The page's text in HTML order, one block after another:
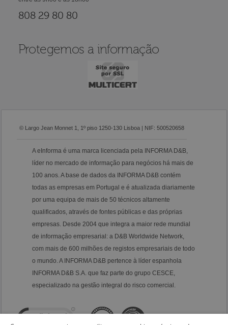
808 29 80 80
Protegemos a informação
© Largo Jean Monnet 1, 1º piso 1250-130 Lisboa | NIF: 500520658
A eInforma é uma marca licenciada pela INFORMA D&B,
líder no mercado de informação para negócios há mais de
100 anos. A base de dados da INFORMA D&B contém
todas as empresas em Portugal e é atualizada diariamente
por uma equipa de mais de 50 técnicos altamente
qualificados, através de fontes públicas e das próprias
empresas. Desde 2004 que integra a maior rede mundial
de informação empresarial: a D&B Worldwide Network,
com mais de 600 milhões de registos empresariais de todo
o mundo. A INFORMA D&B pertence à líder espanhola
INFORMA D&B S.A. que faz parte do grupo CESCE,
especializado na gestão integral do risco comercial.